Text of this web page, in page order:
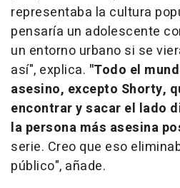
representaba la cultura
pensaría un adolescente
un entorno urbano si se
así", explica. "Todo el
asesino, excepto Shorty,
encontrar y sacar el lado
la persona más asesina
serie. Creo que eso
público", añade.